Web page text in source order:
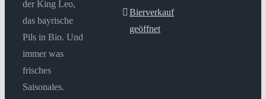
der King Leo,
das bayrische
Pils in Bio. Und
immer was
frisches
Saisonales.
Bierverkauf
geöffnet